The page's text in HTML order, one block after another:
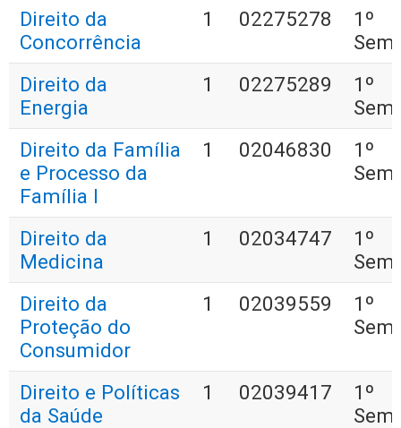
Direito da
Concorrência
1 02275278
1º
Direito da
Energia
1 02275289
1º
Direito da Família
e Processo da
Família I
1 02046830
1º
Direito da
Medicina
1 02034747
1º
Direito da
Proteção do
Consumidor
1 02039559
1º
Direito e Políticas
da Saúde
1 02039417
1º